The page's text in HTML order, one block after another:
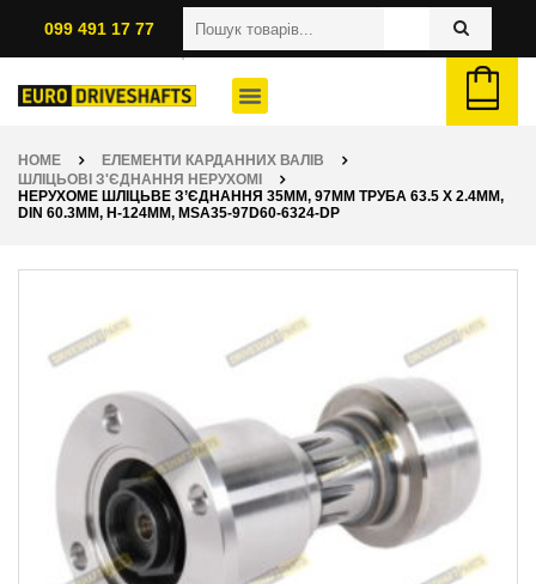
099 491 17 77
HOME
ЕЛЕМЕНТИ КАРДАННИХ ВАЛІВ
ШЛІЦЬОВІ З'ЄДНАННЯ НЕРУХОМІ
НЕРУХОМЕ ШЛІЦЬВЕ З’ЄДНАННЯ 35ММ, 97ММ ТРУБА 63.5 X 2.4ММ,
DIN 60.3ММ, H-124ММ, MSA35-97D60-6324-DP